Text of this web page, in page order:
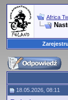
Africa
18.05.2026, 08:11